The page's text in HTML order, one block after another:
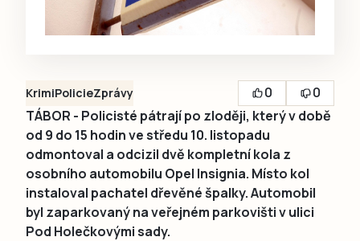
KrimiPolicieZprávy 0
0
TÁBOR - Policisté pátrají po zloději, který v době
od 9 do 15 hodin ve středu 10. listopadu
odmontoval a odcizil dvě kompletní kola z
osobního automobilu Opel Insignia. Místo kol
instaloval pachatel dřevěné špalky. Automobil
byl zaparkovaný na veřejném parkovišti v ulici
Pod Holečkovými sady.